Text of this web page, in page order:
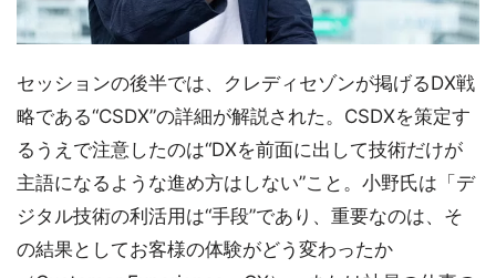
セッションの後半では、クレディセゾンが掲げるDX戦
略である“CSDX”の詳細が解説された。CSDXを策定す
るうえで注意したのは“DXを前面に出して技術だけが
主語になるような進め方はしない”こと。小野氏は「デ
ジタル技術の利活用は“手段”であり、重要なのは、そ
の結果としてお客様の体験がどう変わったか